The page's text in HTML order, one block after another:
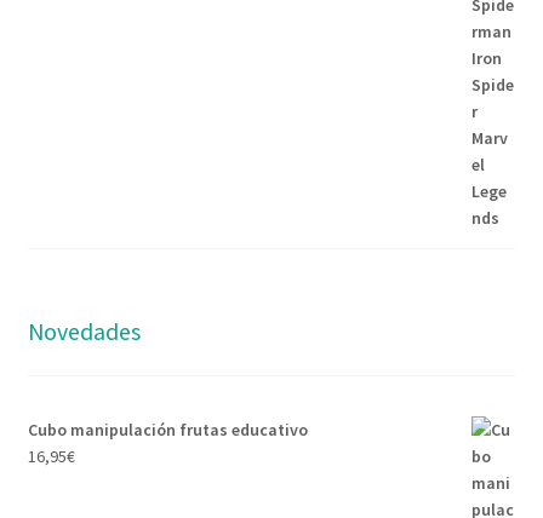
Novedades
Cubo manipulación frutas educativo
16,95€